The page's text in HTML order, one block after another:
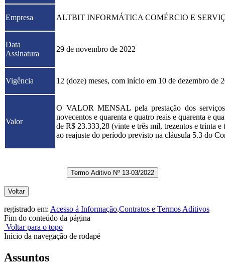
Empresa ALTBIT INFORMÁTICA COMÉRCIO E
Data
Assinatura
29 de novembro de 2022
Vigência 12 (doze) meses, com início em 10 de dezembro de
Valor
O VALOR MENSAL pela prestação dos
novecentos e quarenta e quatro reais e quarenta e
de R$ 23.333,28 (vinte e três mil, trezentos e trinta
ao reajuste do período previsto na cláusula 5.3 do
Termo Aditivo Nº 13-03/2022
Voltar
registrado em: Acesso á Informação,Contratos e Termos Aditivos
Fim do conteúdo da página
Voltar para o topo
Início da navegação de rodapé
Assuntos